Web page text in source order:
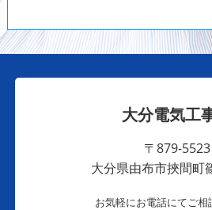
大分電気工
〒879-5523
大分県由布市挾間町
お気軽にお電話にてご相